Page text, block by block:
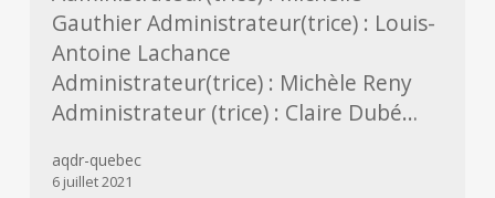
Gauthier Administrateur(trice) : Louis-
Antoine Lachance
Administrateur(trice) : Michèle Reny
Administrateur (trice) : Claire Dubé…
aqdr-quebec
6 juillet 2021